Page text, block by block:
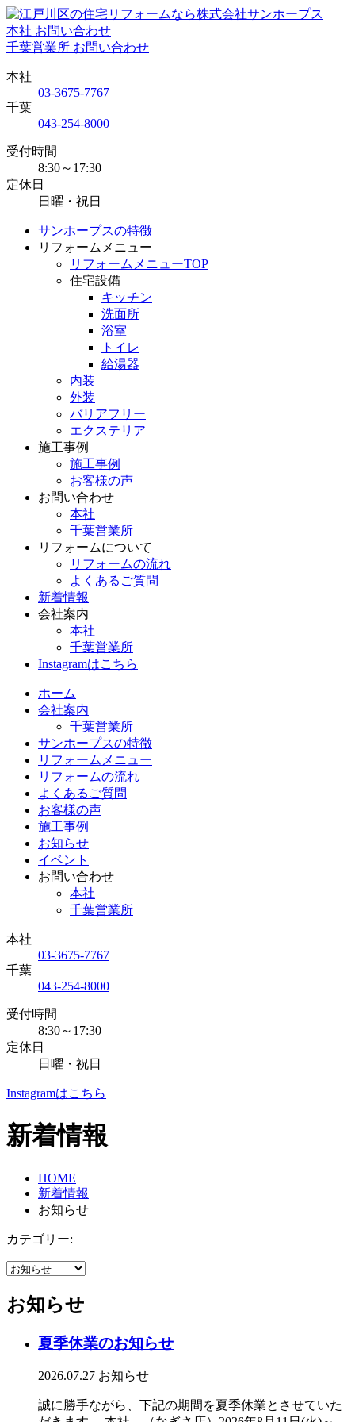
本社 お問い合わせ
千葉営業所 お問い合わせ
本社
03-3675-7767
千葉
043-254-8000
受付時間
8:30～17:30
定休日
日曜・祝日
サンホープスの特徴
リフォームメニュー
リフォームメニューTOP
住宅設備
キッチン
洗面所
浴室
トイレ
給湯器
内装
外装
バリアフリー
エクステリア
施工事例
施工事例
お客様の声
お問い合わせ
本社
千葉営業所
リフォームについて
リフォームの流れ
よくあるご質問
新着情報
会社案内
本社
千葉営業所
Instagramはこちら
ホーム
会社案内
千葉営業所
サンホープスの特徴
リフォームメニュー
リフォームの流れ
よくあるご質問
お客様の声
施工事例
お知らせ
イベント
お問い合わせ
本社
千葉営業所
本社
03-3675-7767
千葉
043-254-8000
受付時間
8:30～17:30
定休日
日曜・祝日
Instagramはこちら
新着情報
HOME
新着情報
お知らせ
カテゴリー:
お知らせ
夏季休業のお知らせ
2026.07.27 お知らせ
誠に勝手ながら、下記の期間を夏季休業とさせていた